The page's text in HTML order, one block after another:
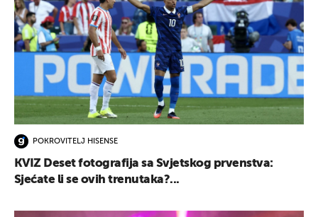
POKROVITELJ HISENSE
KVIZ Deset fotografija sa Svjetskog prvenstva:
Sjećate li se ovih trenutaka?...